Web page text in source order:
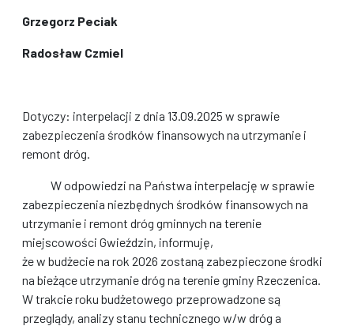
Grzegorz Peciak
Radosław Czmiel
Dotyczy: interpelacji z dnia 13.09.2025 w sprawie
zabezpieczenia środków finansowych na utrzymanie i
remont dróg.
W odpowiedzi na Państwa interpelację w sprawie
zabezpieczenia niezbędnych środków finansowych na
utrzymanie i remont dróg gminnych na terenie
miejscowości Gwieździn, informuję,
że w budżecie na rok 2026 zostaną zabezpieczone środki
na bieżące utrzymanie dróg na terenie gminy Rzeczenica.
W trakcie roku budżetowego przeprowadzone są
przeglądy, analizy stanu technicznego w/w dróg a